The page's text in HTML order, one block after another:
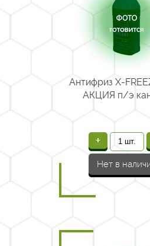
Антифриз X-
АКЦИЯ п/э
+
Нет в